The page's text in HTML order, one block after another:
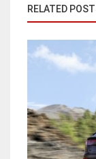
RELATED